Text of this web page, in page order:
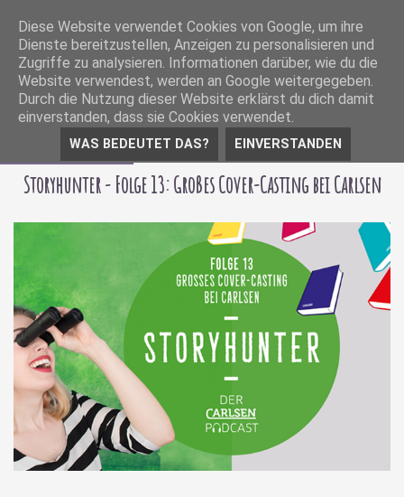
Storyhunter - Folge 13: Großes Cover-Casting bei Carlsen
Diese Website verwendet Cookies von Google, um ihre
Dienste bereitzustellen, Anzeigen zu personalisieren und
Zugriffe zu analysieren. Informationen darüber, wie du die
Website verwendest, werden an Google weitergegeben.
Durch die Nutzung dieser Website erklärst du dich damit
einverstanden, dass sie Cookies verwendet.
WAS BEDEUTET DAS? EINVERSTANDEN